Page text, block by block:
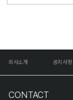
회사소개 공지사항
CONTACT